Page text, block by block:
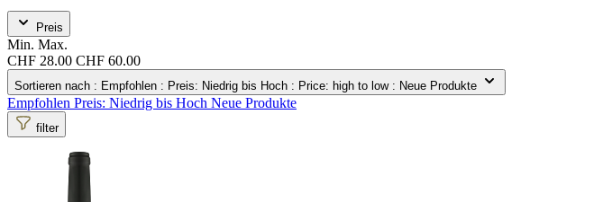
Preis
Min. Max.
CHF 28.00 CHF 60.00
Sortieren nach : Empfohlen : Preis: Niedrig bis Hoch : Price: high to low : Neue Produkte
Empfohlen Preis: Niedrig bis Hoch Neue Produkte
filter